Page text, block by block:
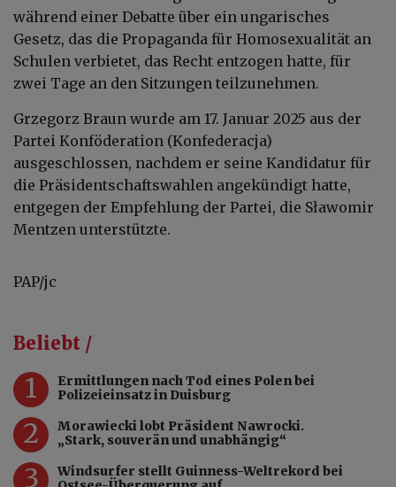
während einer Debatte über ein ungarisches
Gesetz, das die Propaganda für Homosexualität an
Schulen verbietet, das Recht entzogen hatte, für
zwei Tage an den Sitzungen teilzunehmen.
Grzegorz Braun wurde am 17. Januar 2025 aus der
Partei Konföderation (Konfederacja)
ausgeschlossen, nachdem er seine Kandidatur für
die Präsidentschaftswahlen angekündigt hatte,
entgegen der Empfehlung der Partei, die Sławomir
Mentzen unterstützte.
PAP/jc
Beliebt /
1
Ermittlungen nach Tod eines Polen bei
Polizeieinsatz in Duisburg
2
Morawiecki lobt Präsident Nawrocki.
„Stark, souverän und unabhängig“
3
Windsurfer stellt Guinness-Weltrekord bei